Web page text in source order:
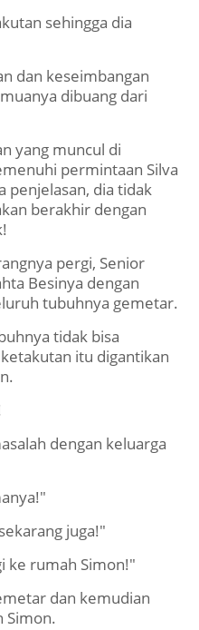
sehingga dia
dan keseimbangan
dibuang dari
yang muncul di
permintaan Silva
penjelasan, dia tidak
berakhir dengan
pergi, Senior
Besinya dengan
tubuhnya gemetar.
tidak bisa
itu digantikan
dengan keluarga
juga!"
ke rumah Simon!"
dan kemudian
Simon.